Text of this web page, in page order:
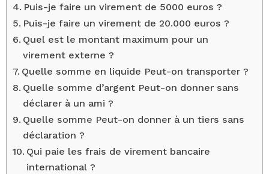
Puis-je faire un virement de 5000 euros ?
Puis-je faire un virement de 20.000 euros ?
Quel est le montant maximum pour un
virement externe ?
Quelle somme en liquide Peut-on transporter ?
Quelle somme d’argent Peut-on donner sans
déclarer à un ami ?
Quelle somme Peut-on donner à un tiers sans
déclaration ?
Qui paie les frais de virement bancaire
international ?